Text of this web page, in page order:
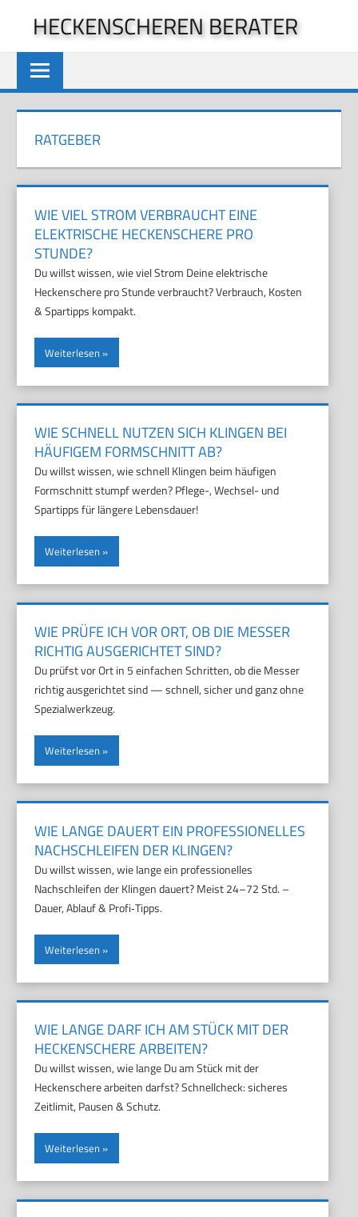
springen
HECKENSCHEREN BERATER
RATGEBER
WIE VIEL STROM VERBRAUCHT EINE
ELEKTRISCHE HECKENSCHERE PRO
STUNDE?
Du willst wissen, wie viel Strom Deine elektrische
Heckenschere pro Stunde verbraucht? Verbrauch, Kosten
& Spartipps kompakt.
Weiterlesen
WIE SCHNELL NUTZEN SICH KLINGEN BEI
HÄUFIGEM FORMSCHNITT AB?
Du willst wissen, wie schnell Klingen beim häufigen
Formschnitt stumpf werden? Pflege-, Wechsel- und
Spartipps für längere Lebensdauer!
Weiterlesen
WIE PRÜFE ICH VOR ORT, OB DIE MESSER
RICHTIG AUSGERICHTET SIND?
Du prüfst vor Ort in 5 einfachen Schritten, ob die Messer
richtig ausgerichtet sind — schnell, sicher und ganz ohne
Spezialwerkzeug.
Weiterlesen
WIE LANGE DAUERT EIN PROFESSIONELLES
NACHSCHLEIFEN DER KLINGEN?
Du willst wissen, wie lange ein professionelles
Nachschleifen der Klingen dauert? Meist 24–72 Std. –
Dauer, Ablauf & Profi‑Tipps.
Weiterlesen
WIE LANGE DARF ICH AM STÜCK MIT DER
HECKENSCHERE ARBEITEN?
Du willst wissen, wie lange Du am Stück mit der
Heckenschere arbeiten darfst? Schnellcheck: sicheres
Zeitlimit, Pausen & Schutz.
Weiterlesen